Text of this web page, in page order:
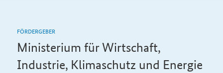
FÖRDERGEBER
Ministerium für Wirtschaft,
Industrie, Klimaschutz und Energie